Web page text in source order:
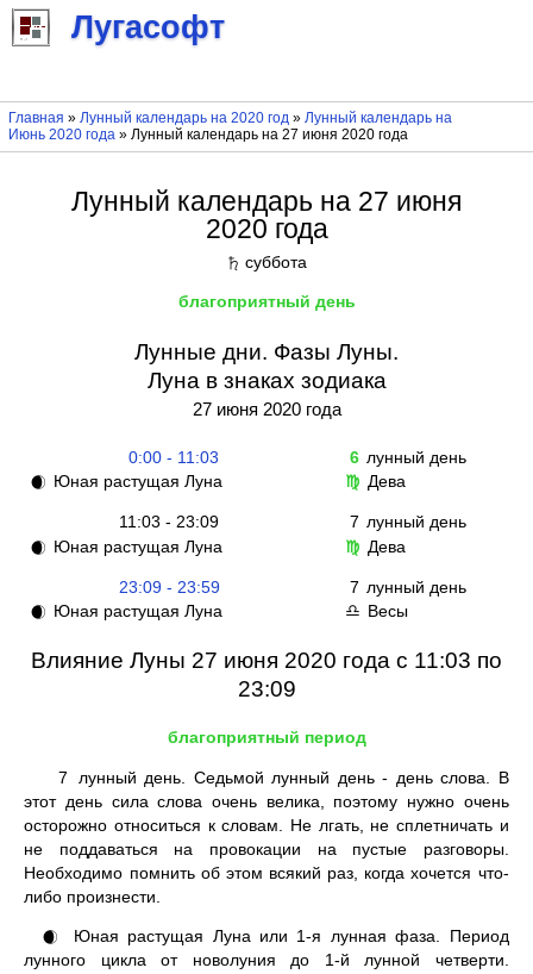
Лугасофт
Главная » Лунный календарь на 2020 год» Лунный календарь на
Июнь 2020 года» Лунный календарь на 27 июня 2020 года
Лунный календарь на 27 июня
2020 года
♄ суббота
благоприятный день
Лунные дни. Фазы Луны.
Луна в знаках зодиака
27 июня 2020 года
0:00 - 11:03 6 лунный день
🌒 Юная растущая Луна ♍ Дева
11:03 - 23:09 7 лунный день
🌒 Юная растущая Луна ♍ Дева
23:09 - 23:59 7 лунный день
🌒 Юная растущая Луна ♎ Весы
Влияние Луны 27 июня 2020 года с 11:03 по
23:09
благоприятный период
7
лунный день. Седьмой лунный день - день слова. В
этот день сила слова очень велика, поэтому нужно очень
осторожно относиться к словам. Не лгать, не сплетничать и
не поддаваться на провокации на пустые разговоры.
Необходимо помнить об этом всякий раз, когда хочется что-
либо произнести.
🌒
Юная растущая Луна или 1-я лунная фаза. Период
лунного цикла от новолуния до 1-й лунной четверти.